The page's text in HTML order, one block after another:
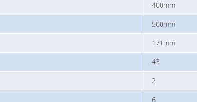
400mm
500mm
171mm
43
2
6